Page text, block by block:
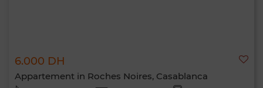
6.000 DH
Appartement in Roches Noires, Casablanca